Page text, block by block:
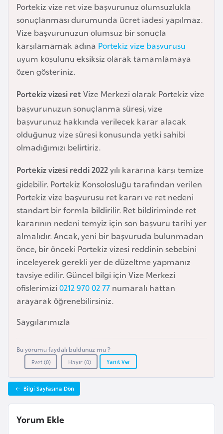
Portekiz vize ret vize başvurunuz olumsuzlukla
sonuçlanması durumunda ücret iadesi yapılmaz.
Vize başvurunuzun olumsuz bir sonuçla
karşılamamak adına Portekiz vize başvurusu
uyum koşulunu eksiksiz olarak tamamlamaya
özen gösteriniz.
Portekiz vizesi ret Vize Merkezi olarak Portekiz vize
başvurunuzun sonuçlanma süresi, vize
başvurunuz hakkında verilecek karar alacak
olduğunuz vize süresi konusunda yetki sahibi
olmadığımızı belirtiriz.
Portekiz vizesi reddi 2022yılı kararına karşı temize
gidebilir. Portekiz Konsolosluğu tarafından verilen
Portekiz vize başvurusu ret kararı ve ret nedeni
standart bir formla bildirilir. Ret bildiriminde ret
kararının nedeni temyiz için son başvuru tarihi yer
almalıdır. Ancak, yeni bir başvuruda bulunmadan
önce, bir önceki Portekiz vizesi reddinin sebebini
inceleyerek gerekli yer de düzeltme yapmanız
tavsiye edilir. Güncel bilgi için Vize Merkezi
ofislerimizi 0212 970 02 77 numaralı hattan
arayarak öğrenebilirsiniz.
Saygılarımızla
Bu yorumu faydalı buldunuz mu ?
Evet (0) Hayır (0) Yanıt Ver
Bilgi Sayfasına Dön
Yorum Ekle
r
u
s
B
l
ç
i
k
a
B
e
n
i
n
B
o
s
n
a
H
r
k
B